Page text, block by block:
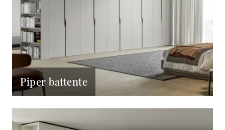
Piper battente